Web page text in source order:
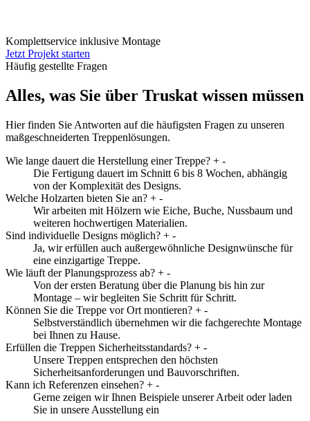
Komplettservice inklusive Montage
Jetzt Projekt starten
Häufig gestellte Fragen
Alles, was Sie über Truskat wissen müssen
Hier finden Sie Antworten auf die häufigsten Fragen zu unseren
maßgeschneiderten Treppenlösungen.
Wie lange dauert die Herstellung einer Treppe? + -
Die Fertigung dauert im Schnitt 6 bis 8 Wochen, abhängig
von der Komplexität des Designs.
Welche Holzarten bieten Sie an? + -
Wir arbeiten mit Hölzern wie Eiche, Buche, Nussbaum und
weiteren hochwertigen Materialien.
Sind individuelle Designs möglich? + -
Ja, wir erfüllen auch außergewöhnliche Designwünsche für
eine einzigartige Treppe.
Wie läuft der Planungsprozess ab? + -
Von der ersten Beratung über die Planung bis hin zur
Montage – wir begleiten Sie Schritt für Schritt.
Können Sie die Treppe vor Ort montieren? + -
Selbstverständlich übernehmen wir die fachgerechte Montage
bei Ihnen zu Hause.
Erfüllen die Treppen Sicherheitsstandards? + -
Unsere Treppen entsprechen den höchsten
Sicherheitsanforderungen und Bauvorschriften.
Kann ich Referenzen einsehen? + -
Gerne zeigen wir Ihnen Beispiele unserer Arbeit oder laden
Sie in unsere Ausstellung ein